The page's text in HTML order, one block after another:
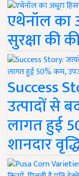
एथेनॉल का
सुरक्षा की
Success
उत्पादों से
लागत हुई
शानदार